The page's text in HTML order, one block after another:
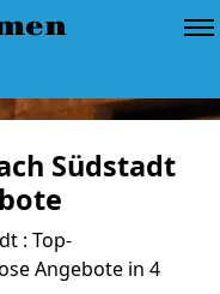
Südstadt
: Top-
Angebote in 4